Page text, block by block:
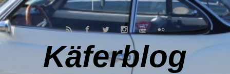
Zum Hauptinhalt springen
Käferblog